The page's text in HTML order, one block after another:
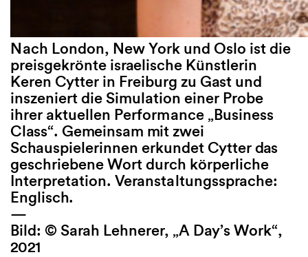
Nach London, New York und Oslo ist die
preisgekrönte israelische Künstlerin
Keren Cytter in Freiburg zu Gast und
inszeniert die Simulation einer Probe
ihrer aktuellen Performance „Business
Class“. Gemeinsam mit zwei
Schauspielerinnen erkundet Cytter das
geschriebene Wort durch körperliche
Interpretation. Veranstaltungssprache:
Englisch.
—
Bild: © Sarah Lehnerer, „A Day’s Work“,
2021